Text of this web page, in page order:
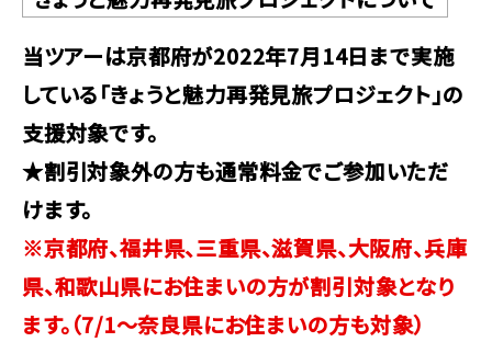
当ツアーは京都府が2022年7月14日まで実施
している「きょうと魅力再発見旅プロジェクト」の
支援対象です。
★割引対象外の方も通常料金でご参加いただ
けます。
※京都府、福井県、三重県、滋賀県、大阪府、兵庫
県、和歌山県にお住まいの方が割引対象となり
ます。（7/1～奈良県にお住まいの方も対象）